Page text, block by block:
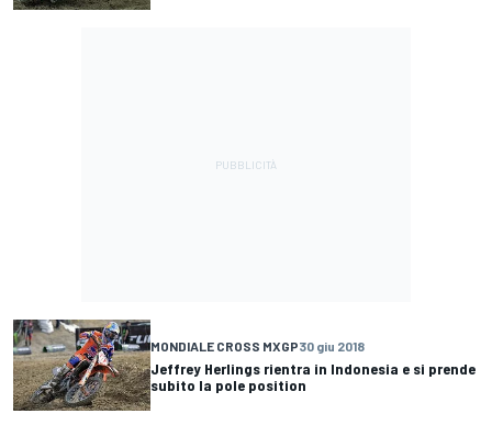
MONDIALE CROSS MXGP30 giu 2018
Jeffrey Herlings rientra in Indonesia e si prende
subito la pole position